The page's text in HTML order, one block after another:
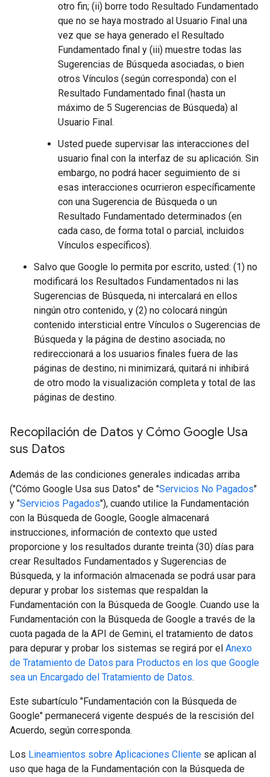
otro fin; (ii) borre todo Resultado Fundamentado
que no se haya mostrado al Usuario Final una
vez que se haya generado el Resultado
Fundamentado final y (iii) muestre todas las
Sugerencias de Búsqueda asociadas, o bien
otros Vínculos (según corresponda) con el
Resultado Fundamentado final (hasta un
máximo de 5 Sugerencias de Búsqueda) al
Usuario Final.
Usted puede supervisar las interacciones del
usuario final con la interfaz de su aplicación. Sin
embargo, no podrá hacer seguimiento de si
esas interacciones ocurrieron específicamente
con una Sugerencia de Búsqueda o un
Resultado Fundamentado determinados (en
cada caso, de forma total o parcial, incluidos
Vínculos específicos).
Salvo que Google lo permita por escrito, usted: (1) no
modificará los Resultados Fundamentados ni las
Sugerencias de Búsqueda, ni intercalará en ellos
ningún otro contenido, y (2) no colocará ningún
contenido intersticial entre Vínculos o Sugerencias de
Búsqueda y la página de destino asociada; no
redireccionará a los usuarios finales fuera de las
páginas de destino; ni minimizará, quitará ni inhibirá
de otro modo la visualización completa y total de las
páginas de destino.
Recopilación de Datos y Cómo Google Usa
sus Datos
Además de las condiciones generales indicadas arriba
("Cómo Google Usa sus Datos" de "Servicios No Pagados"
y "Servicios Pagados"), cuando utilice la Fundamentación
con la Búsqueda de Google, Google almacenará
instrucciones, información de contexto que usted
proporcione y los resultados durante treinta (30) días para
crear Resultados Fundamentados y Sugerencias de
Búsqueda, y la información almacenada se podrá usar para
depurar y probar los sistemas que respaldan la
Fundamentación con la Búsqueda de Google. Cuando use la
Fundamentación con la Búsqueda de Google a través de la
cuota pagada de la API de Gemini, el tratamiento de datos
para depurar y probar los sistemas se regirá por el Anexo
de Tratamiento de Datos para Productos en los que Google
sea un Encargado del Tratamiento de Datos.
Este subartículo "Fundamentación con la Búsqueda de
Google" permanecerá vigente después de la rescisión del
Acuerdo, según corresponda.
Los Lineamientos sobre Aplicaciones Cliente se aplican al
uso que haga de la Fundamentación con la Búsqueda de